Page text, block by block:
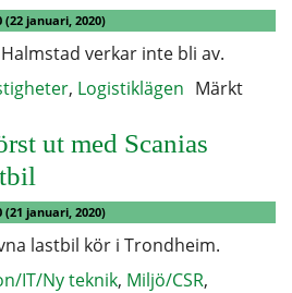
(22 januari, 2020)
verkar inte bli av.
, Logistiklägen Märkt
ut med Scanias
(21 januari, 2020)
lastbil kör i Trondheim.
IT/Ny teknik, Miljö/CSR,